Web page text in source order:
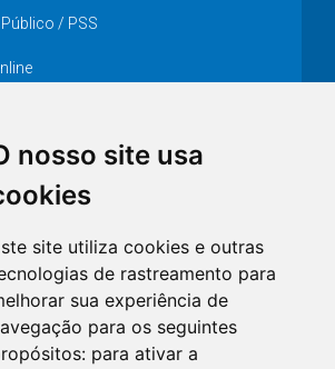
nosso site usa
site utiliza cookies e outras
de rastreamento para
sua experiência de
para os seguintes
para ativar a
/ PSS
E
DE ILUMINAÇÃO PÚBLICA